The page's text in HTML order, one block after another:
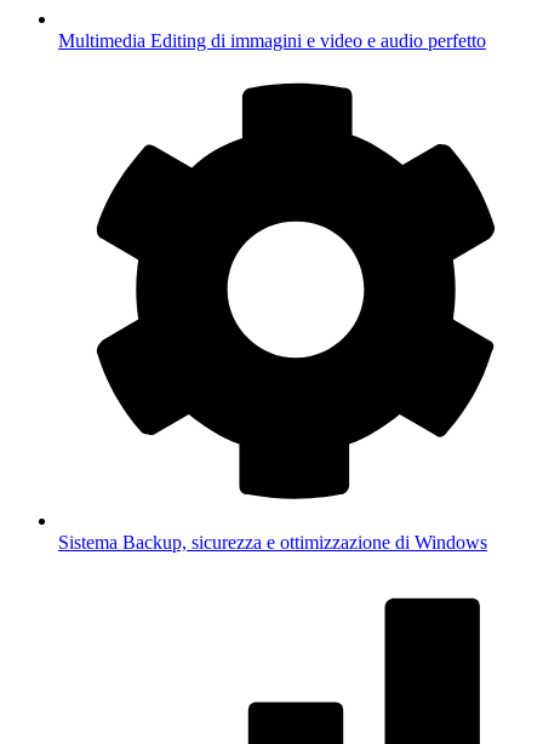
Multimedia Editing di immagini e video e audio perfetto
Sistema Backup, sicurezza e ottimizzazione di Windows